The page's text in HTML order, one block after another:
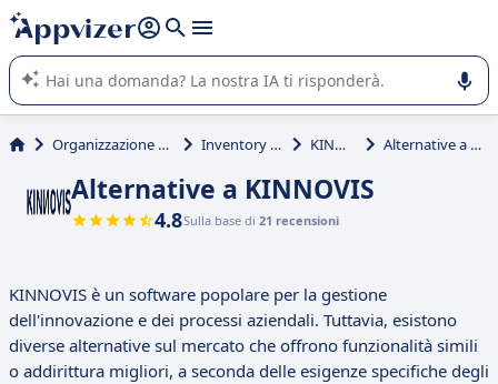
righe con
shift + enter
L'IA di Appvizer vi guida nell'utilizzo o nella scelta di un
software SaaS per la vostra azienda.
Organizzazione & planning Inventory Control KINNOVIS Alternative a KINNOVIS
Alternative a KINNOVIS
4.8Sulla base di 21 recensioni
KINNOVIS è un software popolare per la gestione
dell'innovazione e dei processi aziendali. Tuttavia, esistono
diverse alternative sul mercato che offrono funzionalità simili
o addirittura migliori, a seconda delle esigenze specifiche degli